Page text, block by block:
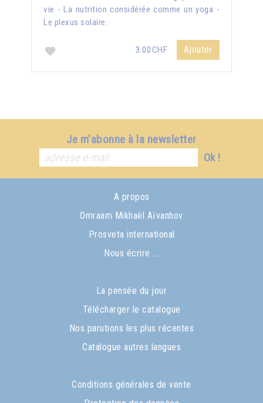
vie - La nutrition considérée comme un yoga -
Le plexus solaire.
3.00CHF Ajouter
Je m'abonne à la newsletter
Ok !
A propos
Omraam Mikhaël Aïvanhov
Prosveta international
Nous écrire ...
La pensée du jour
Télécharger le catalogue
Nos parutions les plus récentes
Catalogue autres langues
Conditions générales de vente